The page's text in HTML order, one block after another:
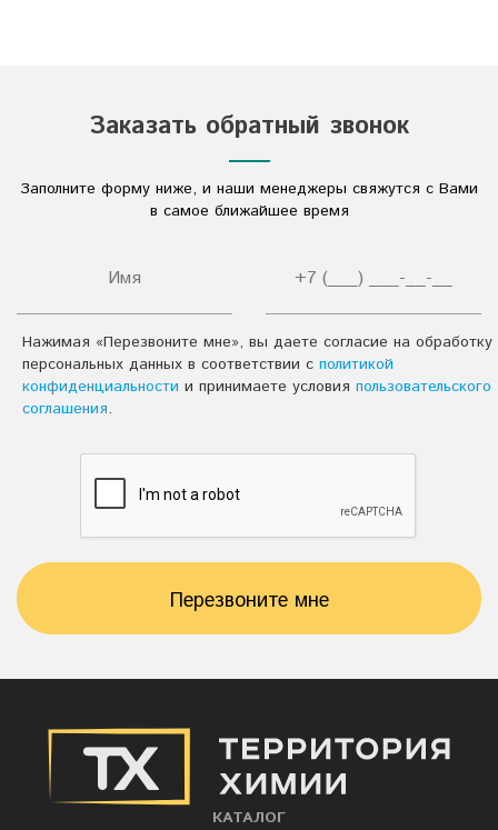
Заказать обратный звонок
Заполните форму ниже, и наши менеджеры свяжутся с Вами
в самое ближайшее время
Нажимая «Перезвоните мне», вы даете согласие на обработку
персональных данных в соответствии с политикой
конфиденциальности и принимаете условия пользовательского
соглашения.
Перезвоните мне
КАТАЛОГ